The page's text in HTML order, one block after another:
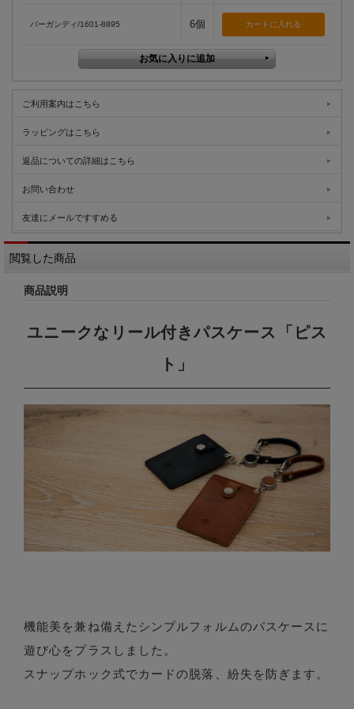
バーガンディ/1601-8895 6個
ご利用案内はこちら
ラッピングはこちら
返品についての詳細はこちら
お問い合わせ
友達にメールですすめる
閲覧した商品
商品説明
ユニークなリール付きパスケース「ピス
ト」
機能美を兼ね備えたシンプルフォルムのパスケースに
遊び心をプラスしました。
スナップホック式でカードの脱落、紛失を防ぎます。